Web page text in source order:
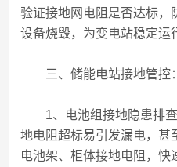
验证接地网电阻是否达标，
设备烧毁，为变电站稳定运
三、储能电站接地管控
1、电池组接地隐患排查
地电阻超标易引发漏电，甚
电池架、柜体接地电阻，快